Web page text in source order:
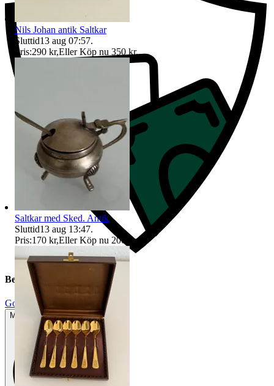
Beskrivning
Gott använt skick
Mindre tecken på användning
Nils Johan antik Saltkar
Sluttid13 aug 07:57.
Pris:290 kr,Eller Köp nu 350 kr,.
Saltkar med Sked. Antik
Sluttid13 aug 13:47.
Pris:170 kr,Eller Köp nu 200 kr,.